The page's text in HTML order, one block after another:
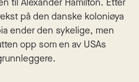
på den danske koloniøya
ender den sykelige, men
opp som en av USAs